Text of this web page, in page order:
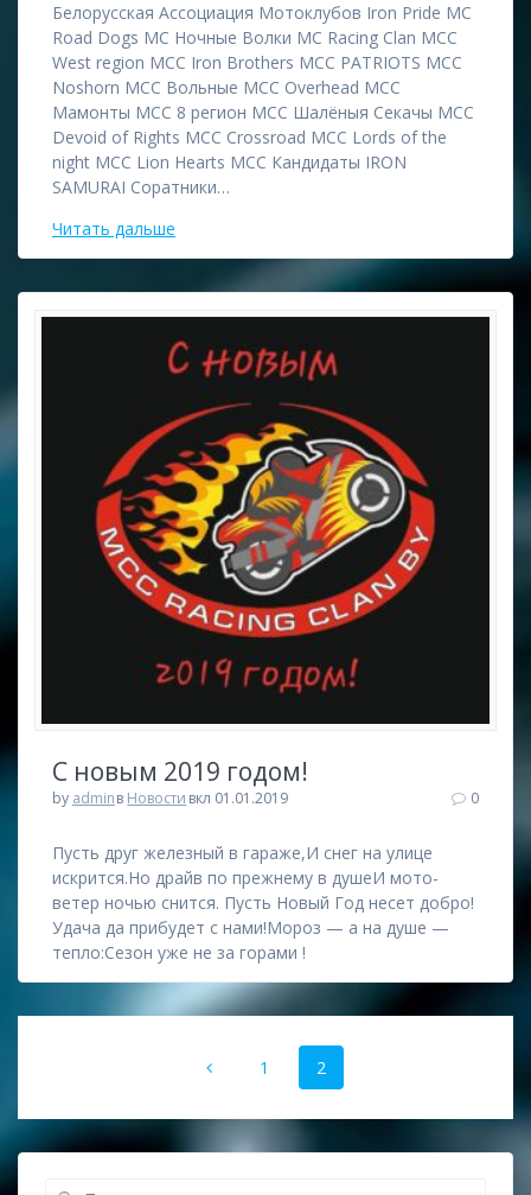
Белорусская Ассоциация Мотоклубов Iron Pride MC
Road Dogs MC Ночные Волки MC Racing Clan MCC
West region MCC Iron Brothers MCC PATRIOTS MCC
Noshorn MCC Вольные MCC Overhead MCC
Мамонты MCC 8 регион MCC Шалёныя Секачы MCC
Devoid of Rights MCC Crossroad MCC Lords of the
night MCC Lion Hearts MCC Кандидаты IRON
SAMURAI Соратники…
Читать дальше
С новым 2019 годом!
by adminв Новости вкл 01.01.2019 0
Пусть друг железный в гараже,И снег на улице
искрится.Но драйв по прежнему в душеИ мото-
ветер ночью снится. Пусть Новый Год несет добро!
Удача да прибудет с нами!Мороз — а на душе —
тепло:Сезон уже не за горами !
1 2